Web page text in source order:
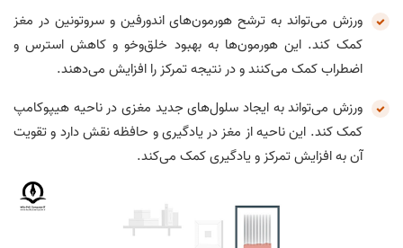
ورزش می‌تواند به ترشح هورمون‌های اندورفین و سروتونین در مغز
کمک کند. این هورمون‌ها به بهبود خلق‌وخو و کاهش استرس و
اضطراب کمک می‌کنند و در نتیجه تمرکز را افزایش می‌دهند.
ورزش می‌تواند به ایجاد سلول‌های جدید مغزی در ناحیه هیپوکامپ
کمک کند. این ناحیه از مغز در یادگیری و حافظه نقش دارد و تقویت
آن به افزایش تمرکز و یادگیری کمک می‌کند.